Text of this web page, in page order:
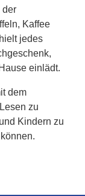
der
Kaffee
jedes
einlädt.
dem
zu
Kindern zu